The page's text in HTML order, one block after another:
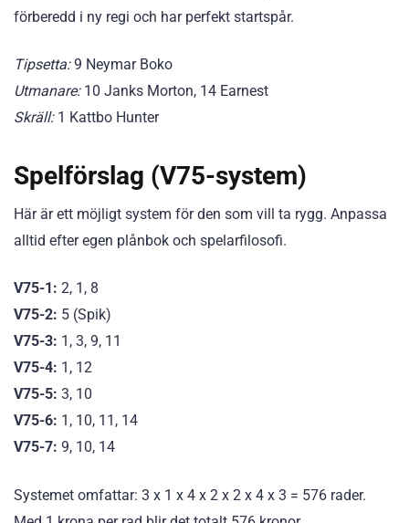
förberedd i ny regi och har perfekt startspår.
Tipsetta:9 Neymar Boko
Utmanare:10 Janks Morton, 14 Earnest
Skräll:1 Kattbo Hunter
Spelförslag (V75-system)
Här är ett möjligt system för den som vill ta rygg. Anpassa
alltid efter egen plånbok och spelarfilosofi.
V75-1: 2, 1, 8
V75-2: 5 (Spik)
V75-3: 1, 3, 9, 11
V75-4: 1, 12
V75-5: 3, 10
V75-6: 1, 10, 11, 14
V75-7: 9, 10, 14
Systemet omfattar: 3 x 1 x 4 x 2 x 2 x 4 x 3 = 576 rader.